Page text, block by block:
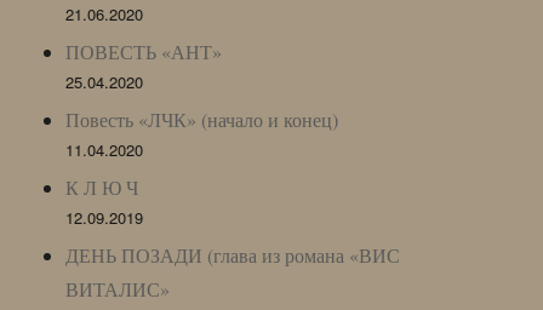
21.06.2020
ПОВЕСТЬ «АНТ»
25.04.2020
Повесть «ЛЧК» (начало и конец)
11.04.2020
К Л Ю Ч
12.09.2019
ДЕНЬ ПОЗАДИ (глава из романа «ВИС
ВИТАЛИС»